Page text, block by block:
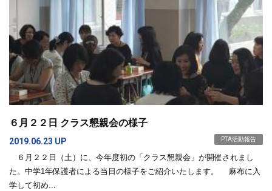
６月２２日 クラス懇親会の様子
2019.06.23 UP PTA活動報告
６月２２日（土）に、今年度初の「クラス懇親会」が開催されまし
た。中学1年保護者による当日の様子をご紹介いたします。 麻布に入
学して初め...